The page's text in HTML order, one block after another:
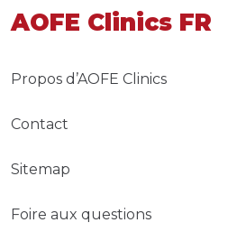
AOFE Clinics FR
Propos d’AOFE Clinics
Contact
Sitemap
Foire aux questions